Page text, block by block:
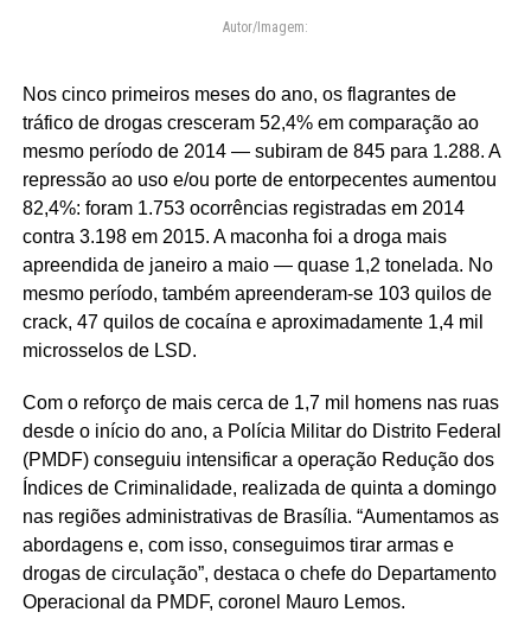
Autor/Imagem:
Nos cinco primeiros meses do ano, os flagrantes de
tráfico de drogas cresceram 52,4% em comparação ao
mesmo período de 2014 — subiram de 845 para 1.288. A
repressão ao uso e/ou porte de entorpecentes aumentou
82,4%: foram 1.753 ocorrências registradas em 2014
contra 3.198 em 2015. A maconha foi a droga mais
apreendida de janeiro a maio — quase 1,2 tonelada. No
mesmo período, também apreenderam-se 103 quilos de
crack, 47 quilos de cocaína e aproximadamente 1,4 mil
microsselos de LSD.
Com o reforço de mais cerca de 1,7 mil homens nas ruas
desde o início do ano, a Polícia Militar do Distrito Federal
(PMDF) conseguiu intensificar a operação Redução dos
Índices de Criminalidade, realizada de quinta a domingo
nas regiões administrativas de Brasília. “Aumentamos as
abordagens e, com isso, conseguimos tirar armas e
drogas de circulação”, destaca o chefe do Departamento
Operacional da PMDF, coronel Mauro Lemos.